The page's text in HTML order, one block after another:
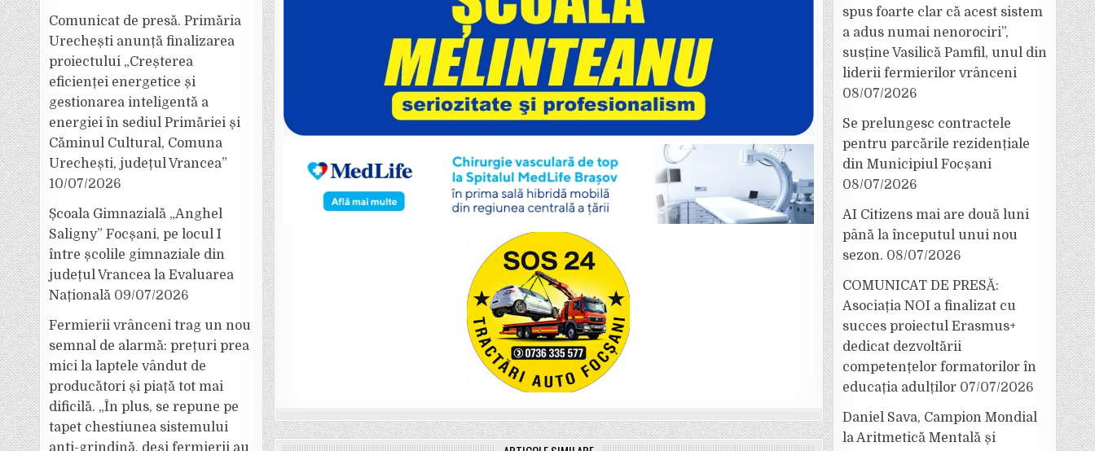
Comunicat de presă. Primăria
Urechești anunță finalizarea
proiectului „Creșterea
eficienței energetice și
gestionarea inteligentă a
energiei în sediul Primăriei și
Căminul Cultural, Comuna
Urechești, județul Vrancea”
10/07/2026
Școala Gimnazială „Anghel
Saligny” Focșani, pe locul I
între școlile gimnaziale din
județul Vrancea la Evaluarea
Națională 09/07/2026
Fermierii vrânceni trag un nou
semnal de alarmă: prețuri prea
mici la laptele vândut de
producători și piață tot mai
dificilă. „În plus, se repune pe
tapet chestiunea sistemului
anti-grindină, deși fermierii au
spus foarte clar că acest sistem
a adus numai nenorociri”,
susține Vasilică Pamfil, unul din
liderii fermierilor vrânceni
08/07/2026
Se prelungesc contractele
pentru parcările rezidențiale
din Municipiul Focșani
08/07/2026
AI Citizens mai are două luni
până la începutul unui nou
sezon. 08/07/2026
COMUNICAT DE PRESĂ:
Asociația NOI a finalizat cu
succes proiectul Erasmus+
dedicat dezvoltării
competențelor formatorilor în
educația adulților 07/07/2026
Daniel Sava, Campion Mondial
la Aritmetică Mentală și